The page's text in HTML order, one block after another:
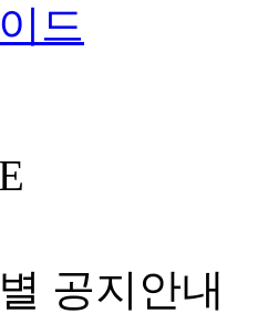
드
공지안내